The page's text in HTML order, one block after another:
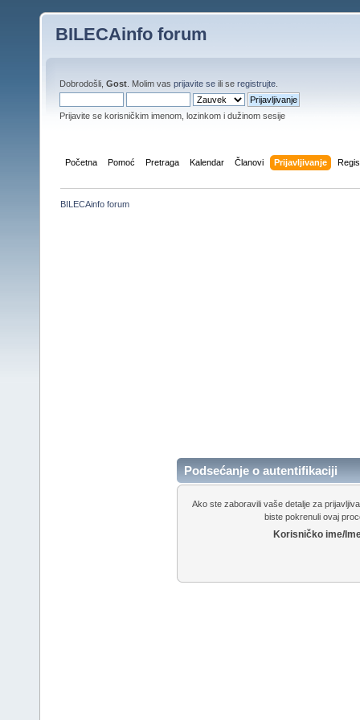
BILECAinfo forum
Dobrodošli, Gost . Molim vas prijavite se ili se registrujte
Prijavite se korisničkim imenom, lozinkom i dužinom sesije
Početna Pomoć Pretraga Kalendar Članovi Prijavljivanje
BILECAinfo forum
Podsećanje o autentifikaciji
Ako ste zaboravili vaše detalje za
biste pokrenuli ovaj
Korisničko ime/